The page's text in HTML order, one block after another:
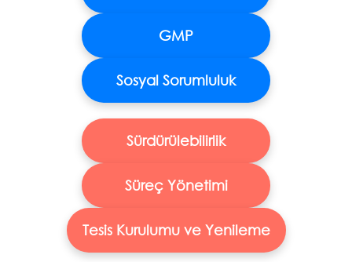
GMP
Sosyal Sorumluluk
Sürdürülebilirlik
Süreç Yönetimi
Tesis Kurulumu ve Yenileme